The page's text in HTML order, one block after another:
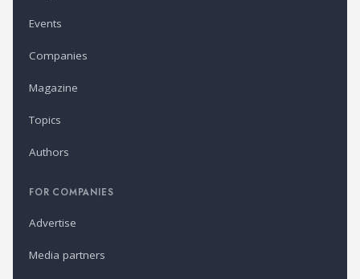
Events
Companies
Magazine
Topics
Authors
FOR COMPANIES
Advertise
Media partners